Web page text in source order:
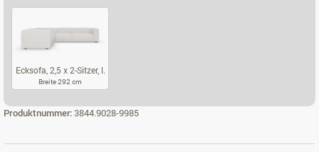
Ecksofa, 2,5 x 2-Sitzer, l.
Breite 292 cm
Produktnummer:3844.9028-9985